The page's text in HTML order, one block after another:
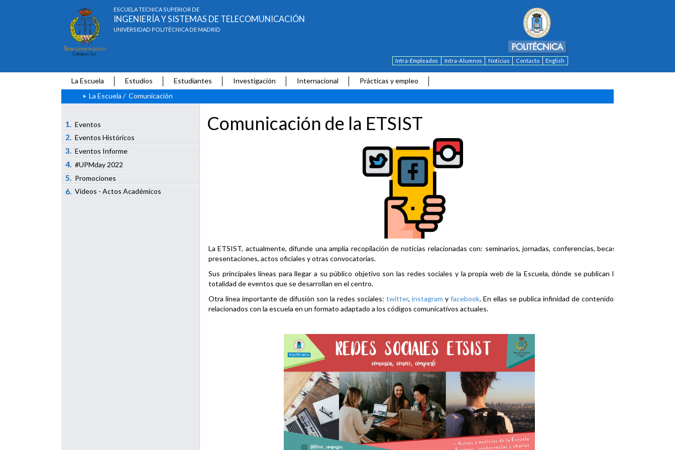
ESCUELA TÉCNICA SUPERIOR DE
INGENIERÍA Y SISTEMAS DE TELECOMUNICACIÓN
UNIVERSIDAD POLITÉCNICA DE MADRID
Intra-Empleados Intra-Alumnos Noticias Contacto English
La Escuela Estudios Estudiantes Investigación Internacional
Prácticas y empleo
La Escuela / Comunicación
1. Eventos
2. Eventos Históricos
3. Eventos Informe
4. #UPMday 2022
5. Promociones
6. Vídeos - Actos Académicos
Comunicación de la ETSIST
La ETSIST, actualmente, difunde una amplia recopilación de noticias relacionadas con: seminarios, jornadas, conferencias, becas,
presentaciones, actos oficiales y otras convocatorias.
Sus principales líneas para llegar a su público objetivo son las redes sociales y la propia web de la Escuela, dónde se publican la
totalidad de eventos que se desarrollan en el centro.
Otra línea importante de difusión son la redes sociales: twitter, instagram y facebook. En ellas se publica infinidad de contenidos
relacionados con la escuela en un formato adaptado a los códigos comunicativos actuales.